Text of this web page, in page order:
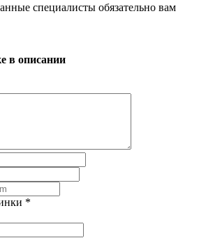
специалисты обязательно вам
в описании
*